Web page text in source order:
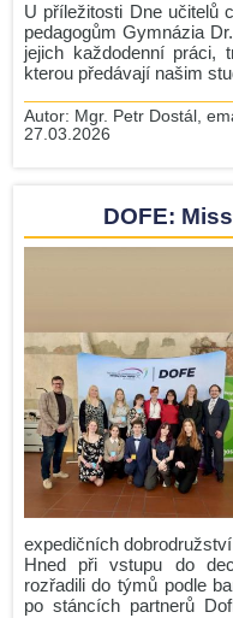
U příležitosti Dne učitelů
pedagogům Gymnázia
jejich každodenní práci,
kterou předávají našim
Autor: Mgr. Petr Dostál ,
27.03.2026
DOFE:
expedičních
Hned při vstupu do
rozřadili do týmů podle
po stáncích partnerů